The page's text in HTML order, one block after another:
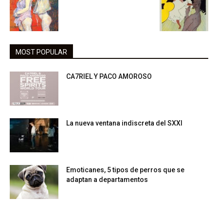
MOST POPULAR
CA7RIEL Y PACO AMOROSO
La nueva ventana indiscreta del SXXI
Emoticanes, 5 tipos de perros que se
adaptan a departamentos